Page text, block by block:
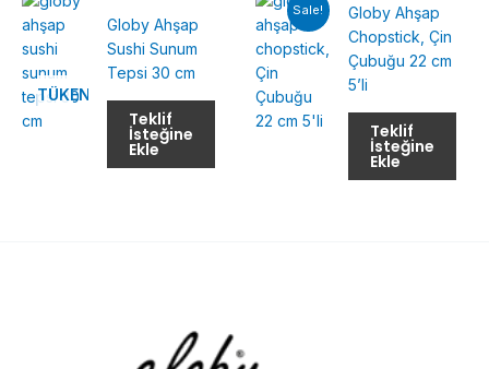
TÜKENMIŞ
Globy Ahşap
Sushi Sunum
Tepsi 30 cm
Teklif
İsteğine
Ekle
Sale!
Globy Ahşap
Chopstick, Çin
Çubuğu 22 cm
5’li
Teklif
İsteğine
Ekle